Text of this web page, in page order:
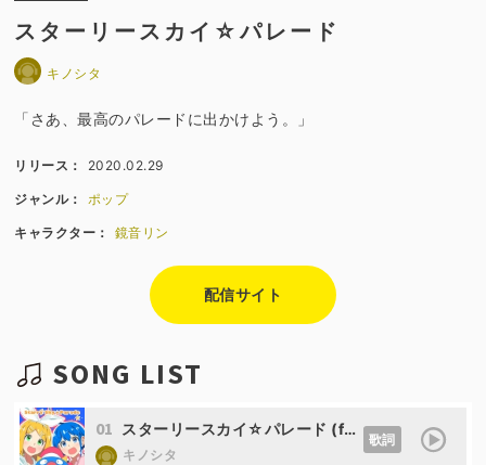
スターリースカイ☆パレード
キノシタ
「さあ、最高のパレードに出かけよう。」
リリース： 2020.02.29
ジャンル： ポップ
キャラクター： 鏡音リン
配信サイト
SONG LIST
01 スターリースカイ☆パレード (feat. 音街ウナ&鏡音リン)
キノシタ
歌詞